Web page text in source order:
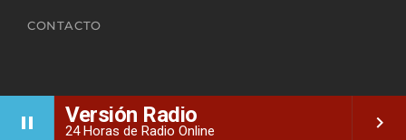
pause Versión Radio
24 Horas de Radio Online keyboard_arrow_right
CONTACTO